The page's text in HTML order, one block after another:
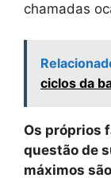
chamadas
ciclos da
Os próprios
questão de
máximos